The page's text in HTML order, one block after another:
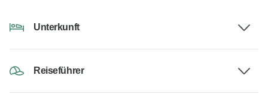
Unterkunft
Reiseführer